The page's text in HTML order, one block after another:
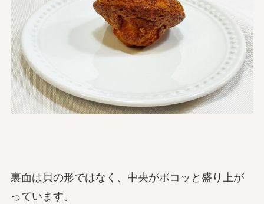
裏面は貝の形ではなく、中央がボコッと盛り上が
っています。